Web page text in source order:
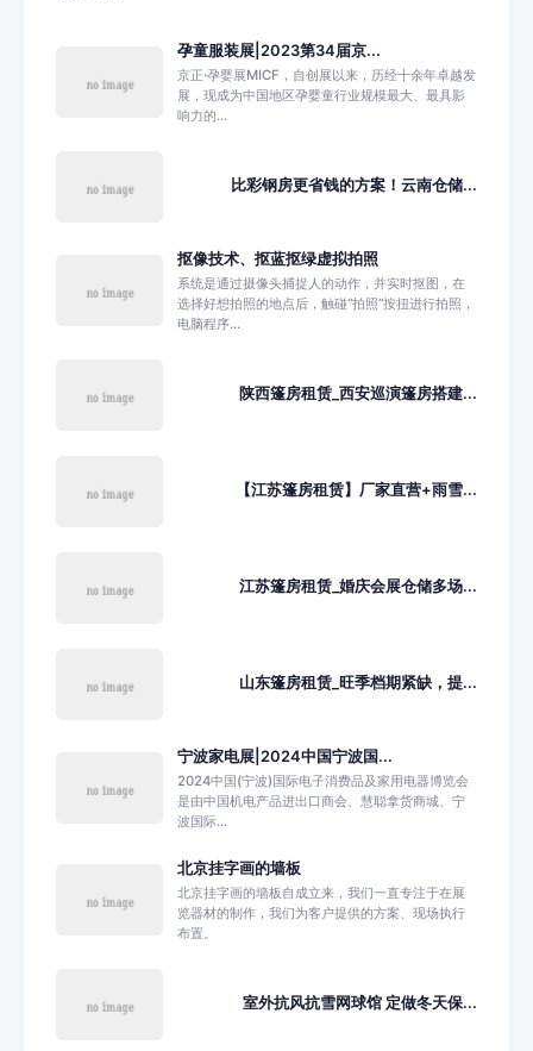
孕童服装展|2023第34届京...
京正·孕婴展MICF，自创展以来，历经十余年卓越发
展，现成为中国地区孕婴童行业规模最大、最具影
响力的...
比彩钢房更省钱的方案！云南仓储...
抠像技术、抠蓝抠绿虚拟拍照
系统是通过摄像头捕捉人的动作，并实时抠图，在
选择好想拍照的地点后，触碰“拍照”按扭进行拍照，
电脑程序...
陕西篷房租赁_西安巡演篷房搭建...
【江苏篷房租赁】厂家直营+雨雪...
江苏篷房租赁_婚庆会展仓储多场...
山东篷房租赁_旺季档期紧缺，提...
宁波家电展|2024中国宁波国...
2024中国(宁波)国际电子消费品及家用电器博览会
是由中国机电产品进出口商会、慧聪拿货商城、宁
波国际...
北京挂字画的墙板
北京挂字画的墙板自成立来，我们一直专注于在展
览器材的制作，我们为客户提供的方案、现场执行
布置。
室外抗风抗雪网球馆 定做冬天保...